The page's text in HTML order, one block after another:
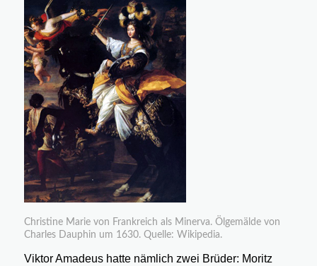
Christine Marie von Frankreich als Minerva. Ölgemälde von
Charles Dauphin um 1630. Quelle: Wikipedia.
Viktor Amadeus hatte nämlich zwei Brüder: Moritz